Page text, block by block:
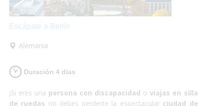
Escápate a Berlín
Alemania
Duración 4 dias
¡Si eres una persona con discapacidad oviajas en silla
de ruedas no debes perderte la espectacular ciudad de